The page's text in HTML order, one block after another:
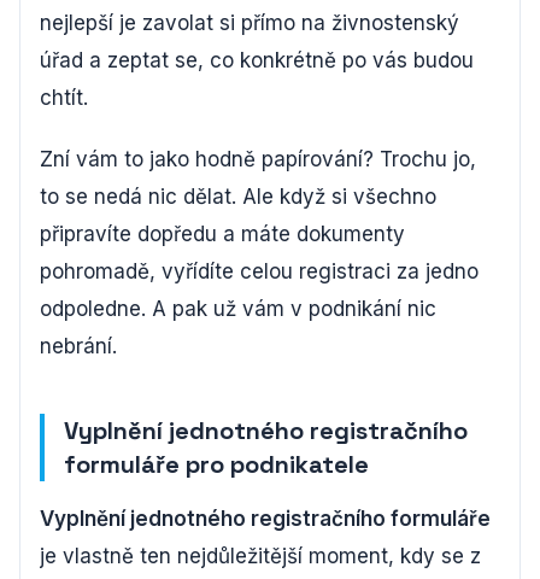
nejlepší je zavolat si přímo na živnostenský
úřad a zeptat se, co konkrétně po vás budou
chtít.
Zní vám to jako hodně papírování? Trochu jo,
to se nedá nic dělat. Ale když si všechno
připravíte dopředu a máte dokumenty
pohromadě, vyřídíte celou registraci za jedno
odpoledne. A pak už vám v podnikání nic
nebrání.
Vyplnění jednotného registračního
formuláře pro podnikatele
Vyplnění jednotného registračního formuláře
je vlastně ten nejdůležitější moment, kdy se z